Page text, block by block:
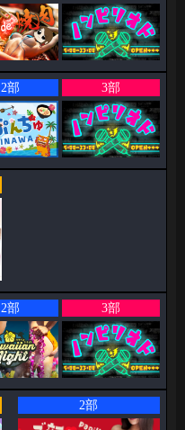
2部 3部
2部 3部
2部